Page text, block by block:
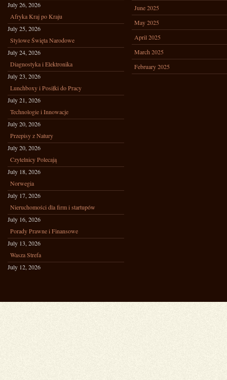
July 26, 2026
Afryka Kraj po Kraju
July 25, 2026
Stylowe Święta Narodowe
July 24, 2026
Diagnostyka i Elektronika
July 23, 2026
Lunchboxy i Posiłki do Pracy
July 21, 2026
Technologie i Innowacje
July 20, 2026
Przepisy z Natury
July 20, 2026
Czytelnicy Polecają
July 18, 2026
Norwegia
July 17, 2026
Nieruchomości dla firm i startupów
July 16, 2026
Porady Prawne i Finansowe
July 13, 2026
Wasza Strefa
July 12, 2026
June 2025
May 2025
April 2025
March 2025
February 2025